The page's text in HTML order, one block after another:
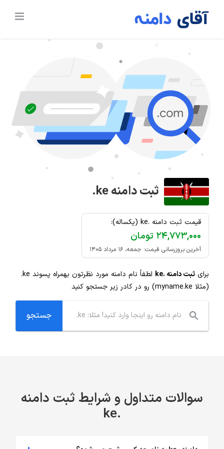
ثبت دامنه.ke
قیمت ثبت دامنه .ke (یکساله):
۲۴,۷۷۳,۰۰۰ تومان
آخرین بروزرسانی قیمت: جمعه، ۱۶ مرداد ۱۴۰۵
برای ثبت دامنه .ke لطفاً نام دامنه مورد نظرتون بهمراه پسوند .ke
(مثلا myname.ke) رو در کادر زیر جستجو کنید
سوالات متداول و شرایط ثبت دامنه
.ke